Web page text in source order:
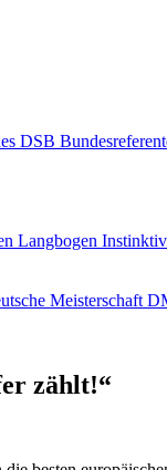
DSB
Langbogen
Meisterschaft
zählt!“